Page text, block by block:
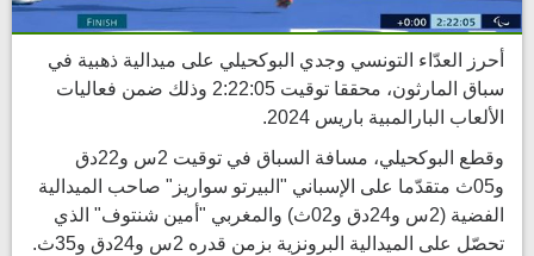
أحرز العدّاء التونسي وجدي البوكحيلي على ميدالية ذهبية في
سباق المارثون، محققا توقيت 2:22:05 وذلك ضمن فعاليات
الألعاب البارالمبية باريس 2024.
وقطع البوكحيلي، مسافة السباق في توقيت 2س و22دق
و05ث متقدّما على الإسباني "البيرتو سواريز" صاحب الميدالية
الفضية (2س و24دق و02ث) والمغربي "أمين شنتوف" الذي
تحصّل على الميدالية البرونزية بزمن قدره 2س و24دق و35ث.